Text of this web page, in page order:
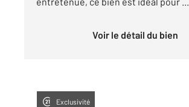
Voir le détail du bien
Exclusivité